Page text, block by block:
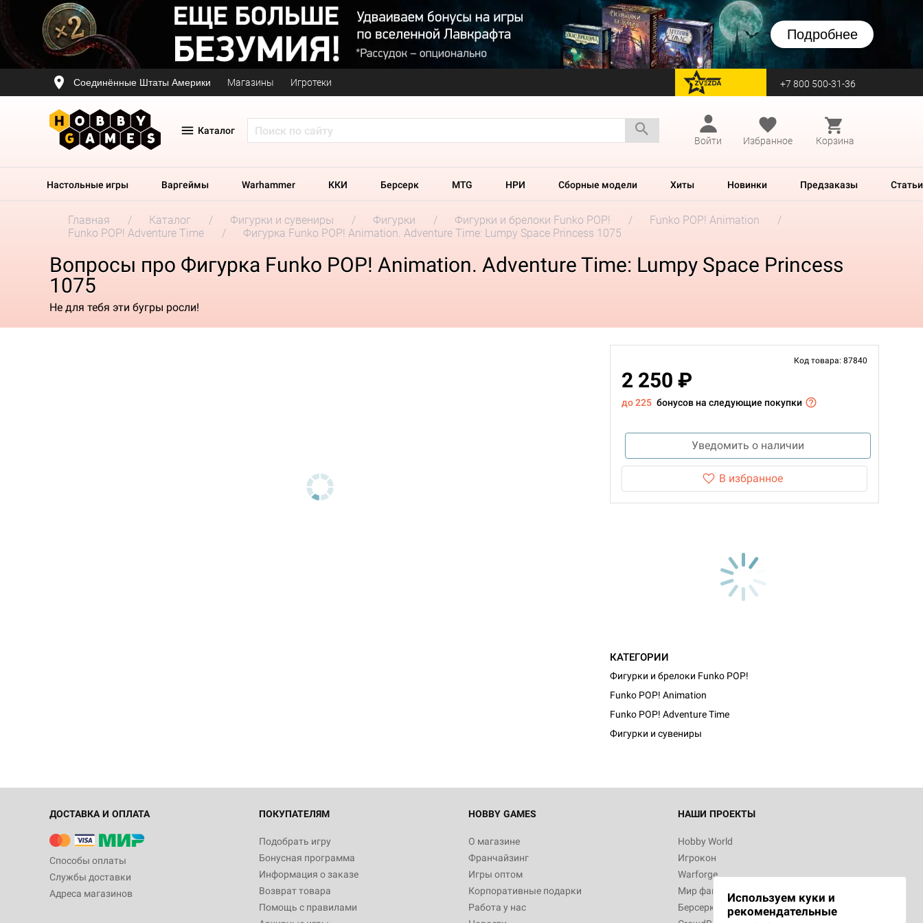
Подробнее
Соединённые Штаты Америки Магазины Игротеки перейти на Zvezda +7 800 500-31-36
Каталог
Войти
Избранное Корзина
Настольные игры Варгеймы Warhammer ККИ Берсерк MTG НРИ Сборные модели Хиты Новинки Предзаказы Статьи
Главная Каталог Фигурки и сувениры Фигурки Фигурки и брелоки Funko POP!
Funko POP! Animation
Funko POP! Adventure Time
Фигурка Funko POP! Animation. Adventure Time: Lumpy Space Princess 1075
Вопросы про Фигурка Funko POP! Animation. Adventure Time: Lumpy Space Princess
1075
Не для тебя эти бугры росли!
Код товара: 87840
2 250 ₽
до 225 бонусов на следующие покупки
Уведомить о наличии
В избранное
КАТЕГОРИИ
Фигурки и брелоки Funko POP!
Funko POP! Animation
Funko POP! Adventure Time
Фигурки и сувениры
ДОСТАВКА И ОПЛАТА
Способы оплаты
Службы доставки
Адреса магазинов
ПОКУПАТЕЛЯМ
Подобрать игру
Бонусная программа
Информация о заказе
Возврат товара
Помощь с правилами
HOBBY GAMES
О магазине
Франчайзинг
Игры оптом
Корпоративные подарки
Работа у нас
НАШИ ПРОЕКТЫ
Hobby World
Игрокон
Warforge
Мир фантастики
Берсерк
Используем куки и
рекомендательные